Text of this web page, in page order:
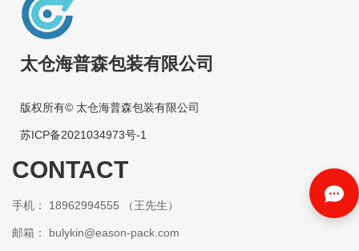
太仓海普森包装有限公司
版权所有© 太仓海普森包装有限公司
苏ICP备2021034973号-1
CONTACT
手机： 18962994555 （王先生）
邮箱： bulykin@eason-pack.com